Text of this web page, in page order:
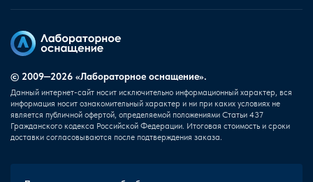
© 2009—2026 «Лабораторное оснащение».
Данный интернет-сайт носит исключительно информационный характер, вся
информация носит ознакомительный характер и ни при каких условиях не
является публичной офертой, определяемой положениями Статьи 437
Гражданского кодекса Российской Федерации. Итоговая стоимость и сроки
доставки согласовываются после подтверждения заказа.